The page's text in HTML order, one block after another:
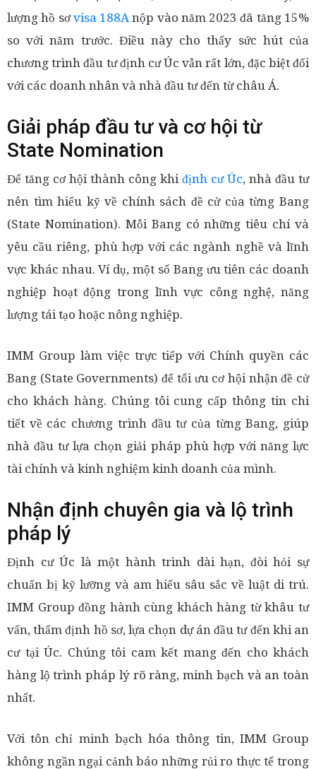
lượng hồ sơvisa 188A nộp vào năm 2023 đã tăng 15%
so với năm trước. Điều này cho thấy sức hút của
chương trình đầu tư định cư Úc vẫn rất lớn, đặc biệt đối
với các doanh nhân và nhà đầu tư đến từ châu Á.
Giải pháp đầu tư và cơ hội từ
State Nomination
Để tăng cơ hội thành công khi định cư Úc, nhà đầu tư
nên tìm hiểu kỹ về chính sách đề cử của từng Bang
(State Nomination). Mỗi Bang có những tiêu chí và
yêu cầu riêng, phù hợp với các ngành nghề và lĩnh
vực khác nhau. Ví dụ, một số Bang ưu tiên các doanh
nghiệp hoạt động trong lĩnh vực công nghệ, năng
lượng tái tạo hoặc nông nghiệp.
IMM Group làm việc trực tiếp với Chính quyền các
Bang (State Governments) để tối ưu cơ hội nhận đề cử
cho khách hàng. Chúng tôi cung cấp thông tin chi
tiết về các chương trình đầu tư của từng Bang, giúp
nhà đầu tư lựa chọn giải pháp phù hợp với năng lực
tài chính và kinh nghiệm kinh doanh của mình.
Nhận định chuyên gia và lộ trình
pháp lý
Định cư Úc là một hành trình dài hạn, đòi hỏi sự
chuẩn bị kỹ lưỡng và am hiểu sâu sắc về luật di trú.
IMM Group đồng hành cùng khách hàng từ khâu tư
vấn, thẩm định hồ sơ, lựa chọn dự án đầu tư đến khi an
cư tại Úc. Chúng tôi cam kết mang đến cho khách
hàng lộ trình pháp lý rõ ràng, minh bạch và an toàn
nhất.
Với tôn chỉ minh bạch hóa thông tin, IMM Group
không ngần ngại cảnh báo những rủi ro thực tế trong